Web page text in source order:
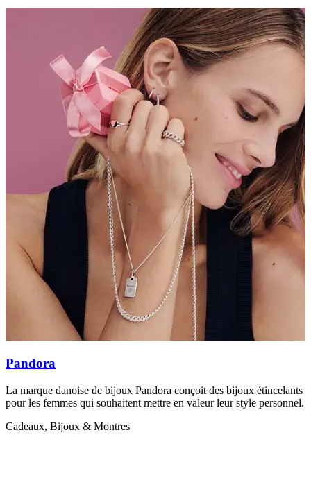
Pandora
La marque danoise de bijoux Pandora conçoit des bijoux étincelants
pour les femmes qui souhaitent mettre en valeur leur style personnel.
Cadeaux, Bijoux & Montres